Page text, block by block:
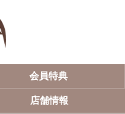
会員特典
店舗情報